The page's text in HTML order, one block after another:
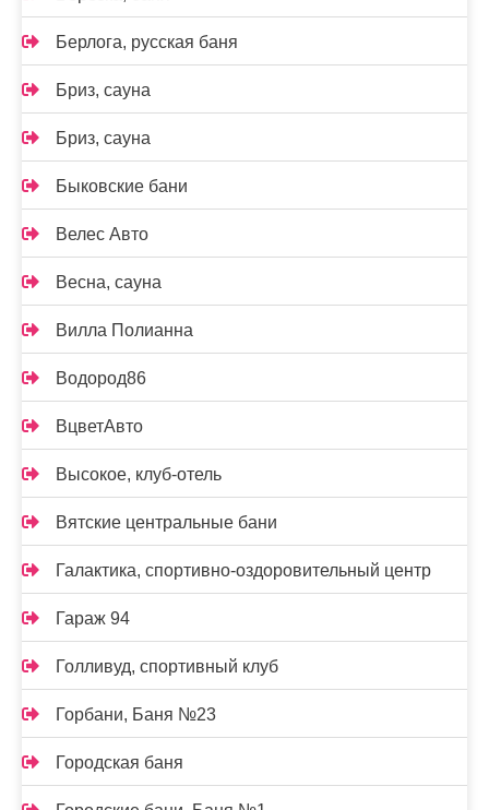
Берлога, русская баня
Бриз, сауна
Бриз, сауна
Быковские бани
Велес Авто
Весна, сауна
Вилла Полианна
Водород86
ВцветАвто
Высокое, клуб-отель
Вятские центральные бани
Галактика, спортивно-оздоровительный центр
Гараж 94
Голливуд, спортивный клуб
Горбани, Баня №23
Городская баня